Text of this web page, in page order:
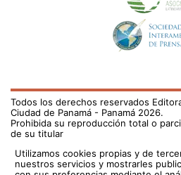
Todos los derechos reservados
Ciudad de Panamá - Panamá 2026.
Prohibida su reproducción total o
de su titular
Utilizamos cookies propias y de
nuestros servicios y mostrarles